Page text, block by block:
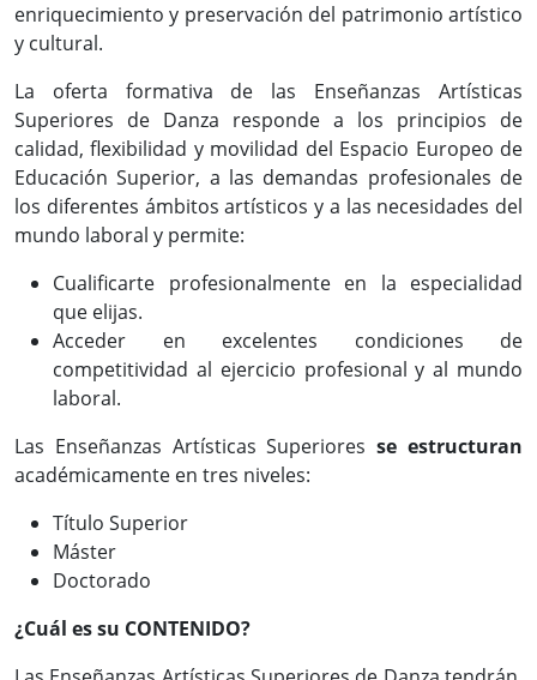
enriquecimiento y preservación del patrimonio artístico
y cultural.
La oferta formativa de las Enseñanzas Artísticas
Superiores de Danza responde a los principios de
calidad, flexibilidad y movilidad del Espacio Europeo de
Educación Superior, a las demandas profesionales de
los diferentes ámbitos artísticos y a las necesidades del
mundo laboral y permite:
Cualificarte profesionalmente en la especialidad
que elijas.
Acceder en excelentes condiciones de
competitividad al ejercicio profesional y al mundo
laboral.
Las Enseñanzas Artísticas Superioresse estructuran
académicamente en tres niveles:
Título Superior
Máster
Doctorado
¿Cuál es su CONTENIDO?